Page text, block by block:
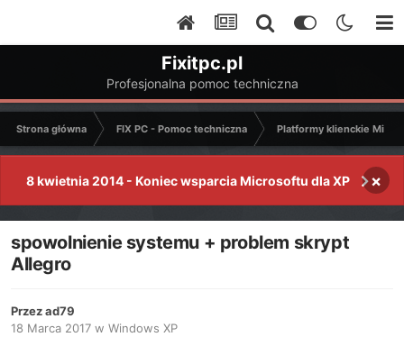
Fixitpc.pl
Profesjonalna pomoc techniczna
Strona główna FIX PC - Pomoc techniczna Platformy klienckie
8 kwietnia 2014 - Koniec wsparcia Microsoftu dla XP ×
spowolnienie systemu + problem skrypt
Allegro
Przezad79
18 Marca 2017 w Windows XP